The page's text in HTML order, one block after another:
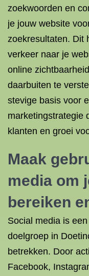
zoekwoorden en
je jouw website
zoekresultaten. Dit
verkeer naar je
online
daarbuiten te
stevige basis voor
marketingstrategie
klanten en groei
Maak
media om
bereiken
Social media is
doelgroep in
betrekken. Door
Facebook,